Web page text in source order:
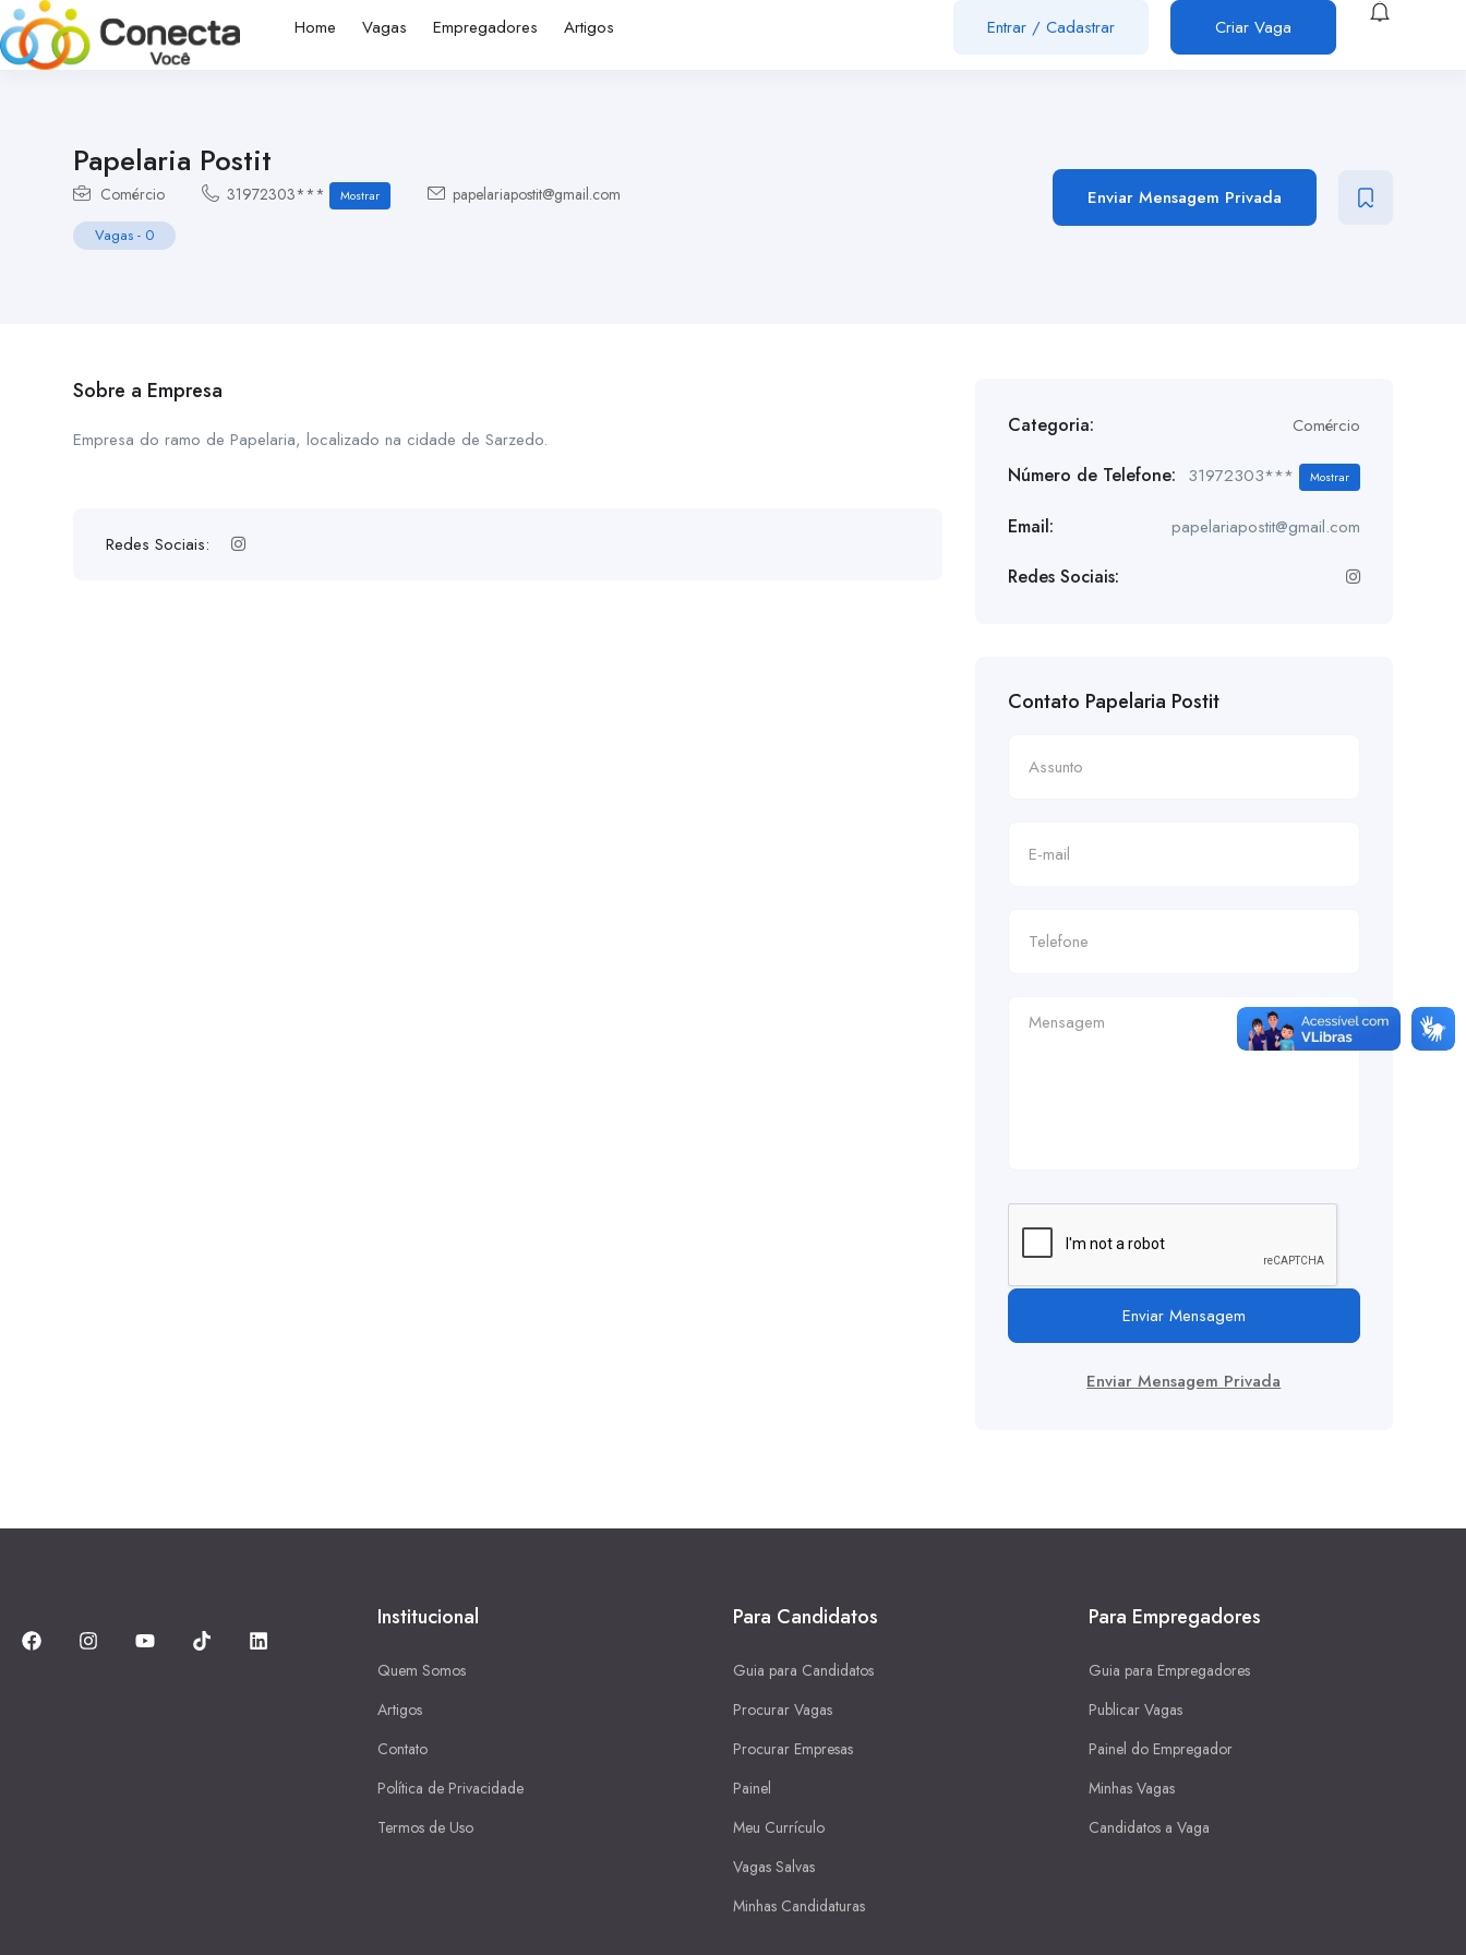
Home Vagas Empregadores Artigos Entrar / Cadastrar Criar Vaga
Papelaria Postit
Comércio 31972303*** Mostrar papelariapostit@gmail.com
Vagas - 0
Enviar Mensagem Privada
Sobre a Empresa
Empresa do ramo de Papelaria, localizado na cidade de Sarzedo.
Redes Sociais:
Categoria: Comércio
Número de Telefone: 31972303*** Mostrar
Email: papelariapostit@gmail.com
Redes Sociais:
Contato Papelaria Postit
Enviar Mensagem
Enviar Mensagem Privada
Institucional
Quem Somos
Artigos
Contato
Política de Privacidade
Termos de Uso
Para Candidatos
Guia para Candidatos
Procurar Vagas
Procurar Empresas
Painel
Meu Currículo
Vagas Salvas
Minhas Candidaturas
Para Empregadores
Guia para Empregadores
Publicar Vagas
Painel do Empregador
Minhas Vagas
Candidatos a Vaga